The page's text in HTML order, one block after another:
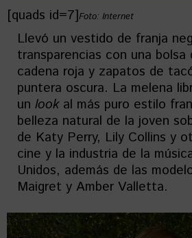
[quads id=7]Foto: Internet
Llevó un vestido de franja
transparencias con una bolsa
cadena roja y zapatos de
puntera oscura. La melena
un lookal más puro estilo
belleza natural de la joven
de Katy Perry, Lily Collins y
cine y la industria de la
Unidos, además de las
Maigret y Amber Valletta.